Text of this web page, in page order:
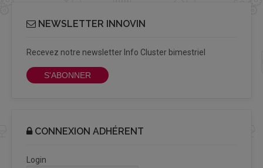
NEWSLETTER INNOVIN
Recevez notre newsletter Info Cluster bimestriel
S'ABONNER
CONNEXION ADHÉRENT
Login